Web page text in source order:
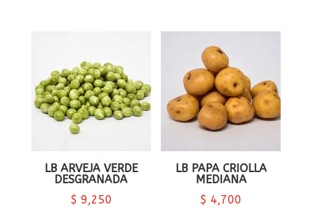
LB ARVEJA VERDE
DESGRANADA
$ 9,250
LB PAPA CRIOLLA
MEDIANA
$ 4,700